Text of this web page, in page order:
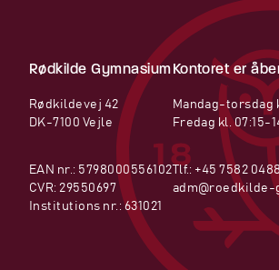
Rødkilde Gymnasium
Rødkildevej 42
DK-7100 Vejle
EAN nr.: 5798000556102
CVR: 29550697
Institutions nr.: 631021
Kontoret er
Mandag-torsdag
Fredag kl. 07:15-
Tlf.: +45 7582 0488
adm@roedkilde-